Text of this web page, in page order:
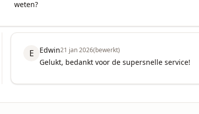
weten?
E Edwin21 jan 2026(bewerkt)
Gelukt, bedankt voor de supersnelle service!